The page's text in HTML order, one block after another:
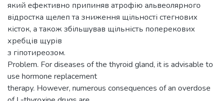
який ефективно припиняв атрофію альвеолярного
відростка щелеп та зниження щільності стегнових
кісток, а також збільшував щільність поперекових
хребців щурів
з гіпотиреозом.
Problem. For diseases of the thyroid gland, it is advisable to
use hormone replacement
therapy. However, numerous consequences of an overdose